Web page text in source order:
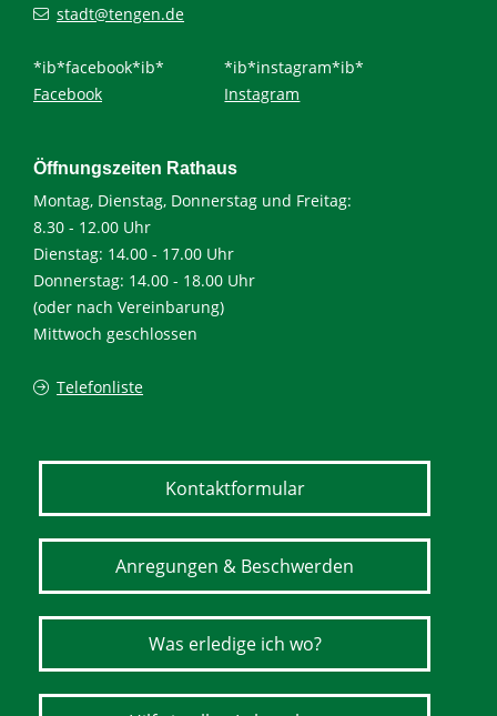
stadt@tengen.de
*ib*facebook*ib*
Facebook
*ib*instagram*ib*
Instagram
Öffnungszeiten Rathaus
Montag, Dienstag, Donnerstag und Freitag:
8.30 - 12.00 Uhr
Dienstag: 14.00 - 17.00 Uhr
Donnerstag: 14.00 - 18.00 Uhr
(oder nach Vereinbarung)
Mittwoch geschlossen
Telefonliste
Kontaktformular
Anregungen & Beschwerden
Was erledige ich wo?